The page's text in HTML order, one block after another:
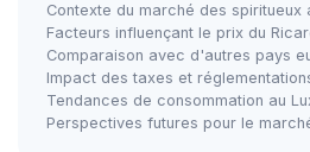
Contexte du marché des spiritueux
Facteurs influençant le prix du
Comparaison avec d'autres pays
Impact des taxes et
Tendances de consommation au
Perspectives futures pour le